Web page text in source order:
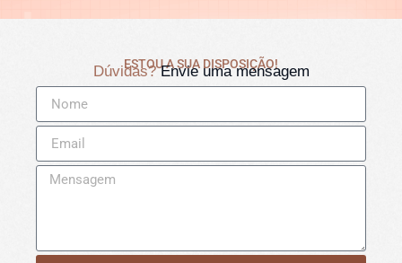
ESTOU A SUA DISPOSIÇÃO!
Dúvidas?Envie uma mensagem